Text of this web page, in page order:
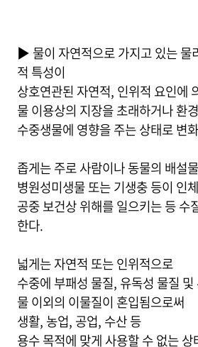
▶ 물이 자연적으로 가지고 있는 물
적 특성이
상호연관된 자연적, 인위적 요인에
물 이용상의 지장을 초래하거나 환
수중생물에 영향을 주는 상태로 변
좁게는 주로 사람이나 동물의 배설
병원성미생물 또는 기생충 등이 인
공중 보건상 위해를 일으키는 등 수
한다.
넓게는 자연적 또는 인위적으로
수중에 부패성 물질, 유독성 물질
물 이외의 이물질이 혼입됨으로써
생활, 농업, 공업, 수산 등
용수 목적에 맞게 사용할 수 없는 상